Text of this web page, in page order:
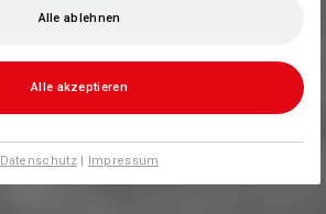
Alle ablehnen
Alle akzeptieren
Datenschutz| Impressum